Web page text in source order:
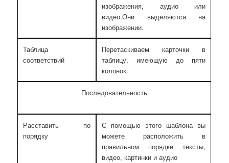
изображения, аудио или
видео.Они выделяются на
изображении.
Таблица
соответствий
Перетаскиваем карточки в
таблицу, имеющую до пяти
колонок.
Последовательность
Расставить по
порядку
С помощью этого шаблона вы
можете расположить в
правильном порядке тексты,
видео, картинки и аудио